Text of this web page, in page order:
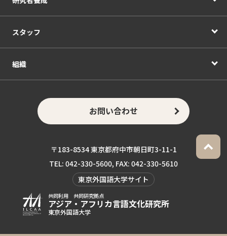
スタッフ
組織
お問い合わせ
〒183-8534 東京都府中市朝日町3-11-1
TEL: 042-330-5600, FAX: 042-330-5610
東京外国語大学サイト
共同利用 共同研究拠点
アジア・アフリカ言語文化研究所
東京外国語大学